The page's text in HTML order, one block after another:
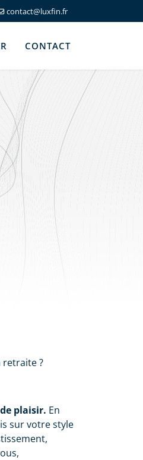
contact@luxfin.fr
CONTACT
retraite ?
plaisir. En
sur votre style